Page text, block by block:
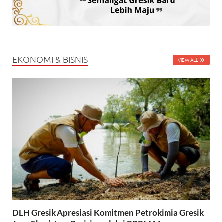
EKONOMI & BISNIS VIEW ALL
DLH Gresik Apresiasi Komitmen Petrokimia Gresik